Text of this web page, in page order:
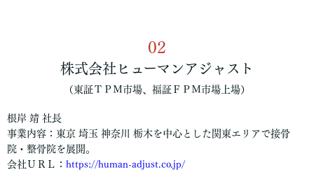
02
株式会社ヒューマンアジャスト
（東証ＴＰＭ市場、福証ＦＰＭ市場上場）
根岸 靖 社長
事業内容：東京 埼玉 神奈川 栃木を中心とした関東エリアで接骨
院・整骨院を展開。
会社ＵＲＬ： https://human-adjust.co.jp/